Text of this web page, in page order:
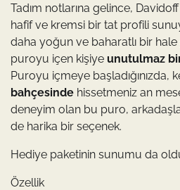
Tadım notlarına gelince,
hafif ve kremsi bir tat profili
daha yoğun ve baharatlı bir
puroyu içen kişiye unutulmaz
Puroyu içmeye başladığınızda,
bahçesinde hissetmeniz an
deneyim olan bu puro,
de harika bir seçenek.
Hediye paketinin sunumu da
Özellik